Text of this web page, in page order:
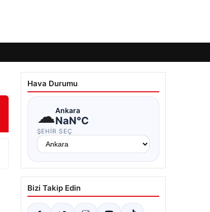
Hava Durumu
☁Ankara
NaN°C
ŞEHIR SEÇ
Bizi Takip Edin